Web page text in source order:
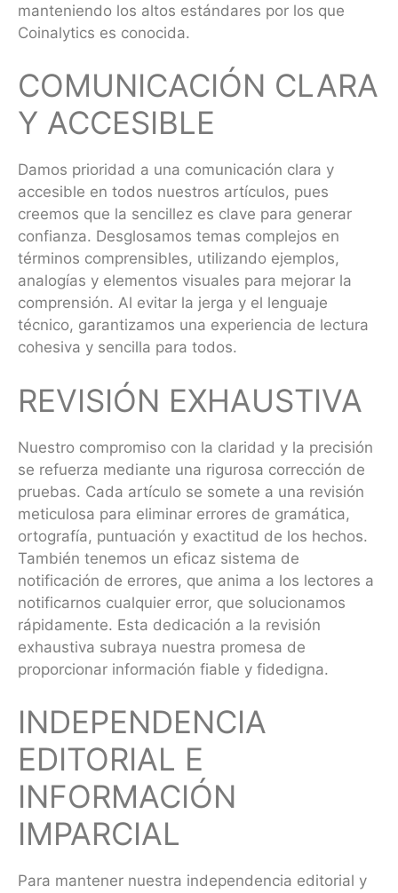
manteniendo los altos estándares por los que
Coinalytics es conocida.
COMUNICACIÓN CLARA
Y ACCESIBLE
Damos prioridad a una comunicación clara y
accesible en todos nuestros artículos, pues
creemos que la sencillez es clave para generar
confianza. Desglosamos temas complejos en
términos comprensibles, utilizando ejemplos,
analogías y elementos visuales para mejorar la
comprensión. Al evitar la jerga y el lenguaje
técnico, garantizamos una experiencia de lectura
cohesiva y sencilla para todos.
REVISIÓN EXHAUSTIVA
Nuestro compromiso con la claridad y la precisión
se refuerza mediante una rigurosa corrección de
pruebas. Cada artículo se somete a una revisión
meticulosa para eliminar errores de gramática,
ortografía, puntuación y exactitud de los hechos.
También tenemos un eficaz sistema de
notificación de errores, que anima a los lectores a
notificarnos cualquier error, que solucionamos
rápidamente. Esta dedicación a la revisión
exhaustiva subraya nuestra promesa de
proporcionar información fiable y fidedigna.
INDEPENDENCIA
EDITORIAL E
INFORMACIÓN
IMPARCIAL
Para mantener nuestra independencia editorial y